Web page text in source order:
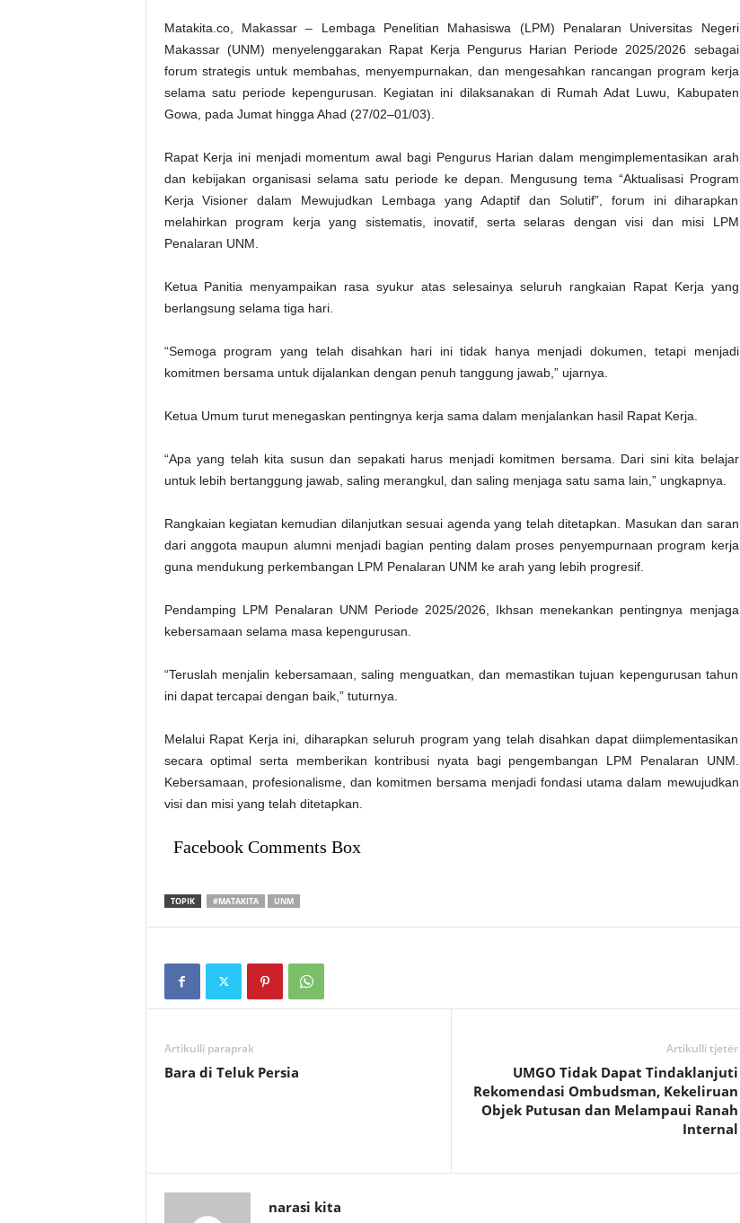
Matakita.co, Makassar – Lembaga Penelitian Mahasiswa (LPM) Penalaran Universitas Negeri
Makassar (UNM) menyelenggarakan Rapat Kerja Pengurus Harian Periode 2025/2026 sebagai
forum strategis untuk membahas, menyempurnakan, dan mengesahkan rancangan program kerja
selama satu periode kepengurusan. Kegiatan ini dilaksanakan di Rumah Adat Luwu, Kabupaten
Gowa, pada Jumat hingga Ahad (27/02–01/03).
Rapat Kerja ini menjadi momentum awal bagi Pengurus Harian dalam mengimplementasikan arah
dan kebijakan organisasi selama satu periode ke depan. Mengusung tema “Aktualisasi Program
Kerja Visioner dalam Mewujudkan Lembaga yang Adaptif dan Solutif”, forum ini diharapkan
melahirkan program kerja yang sistematis, inovatif, serta selaras dengan visi dan misi LPM
Penalaran UNM.
Ketua Panitia menyampaikan rasa syukur atas selesainya seluruh rangkaian Rapat Kerja yang
berlangsung selama tiga hari.
“Semoga program yang telah disahkan hari ini tidak hanya menjadi dokumen, tetapi menjadi
komitmen bersama untuk dijalankan dengan penuh tanggung jawab,” ujarnya.
Ketua Umum turut menegaskan pentingnya kerja sama dalam menjalankan hasil Rapat Kerja.
“Apa yang telah kita susun dan sepakati harus menjadi komitmen bersama. Dari sini kita belajar
untuk lebih bertanggung jawab, saling merangkul, dan saling menjaga satu sama lain,” ungkapnya.
Rangkaian kegiatan kemudian dilanjutkan sesuai agenda yang telah ditetapkan. Masukan dan saran
dari anggota maupun alumni menjadi bagian penting dalam proses penyempurnaan program kerja
guna mendukung perkembangan LPM Penalaran UNM ke arah yang lebih progresif.
Pendamping LPM Penalaran UNM Periode 2025/2026, Ikhsan menekankan pentingnya menjaga
kebersamaan selama masa kepengurusan.
“Teruslah menjalin kebersamaan, saling menguatkan, dan memastikan tujuan kepengurusan tahun
ini dapat tercapai dengan baik,” tuturnya.
Melalui Rapat Kerja ini, diharapkan seluruh program yang telah disahkan dapat diimplementasikan
secara optimal serta memberikan kontribusi nyata bagi pengembangan LPM Penalaran UNM.
Kebersamaan, profesionalisme, dan komitmen bersama menjadi fondasi utama dalam mewujudkan
visi dan misi yang telah ditetapkan.
Facebook Comments Box
TOPIK #MATAKITA UNM
Artikulli paraprak
Bara di Teluk Persia
Artikulli tjetër
UMGO Tidak Dapat Tindaklanjuti
Rekomendasi Ombudsman, Kekeliruan
Objek Putusan dan Melampaui Ranah
Internal
narasi kita